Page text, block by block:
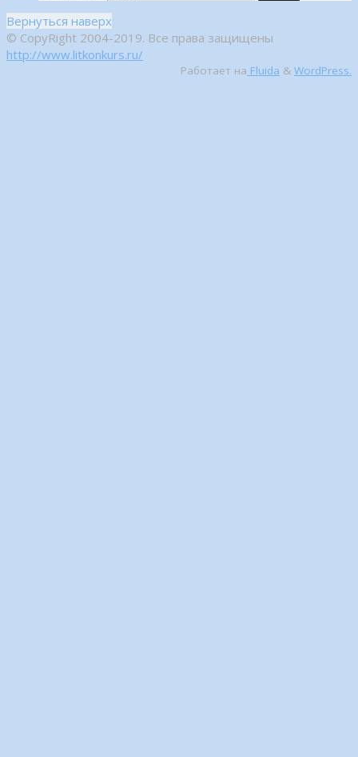
Вернуться наверх
© CopyRight 2004-2019. Все права защищены
http://www.litkonkurs.ru/
Работает на Fluida & WordPress.